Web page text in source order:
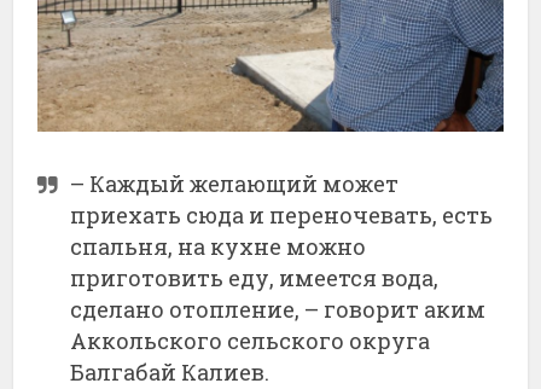
– Каждый желающий может
приехать сюда и переночевать, есть
спальня, на кухне можно
приготовить еду, имеется вода,
сделано отопление, – говорит аким
Аккольского сельского округа
Балгабай Калиев.